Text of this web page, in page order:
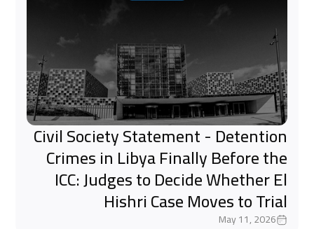
Civil Society Statement - Detention
Crimes in Libya Finally Before the
ICC: Judges to Decide Whether El
Hishri Case Moves to Trial
May 11, 2026